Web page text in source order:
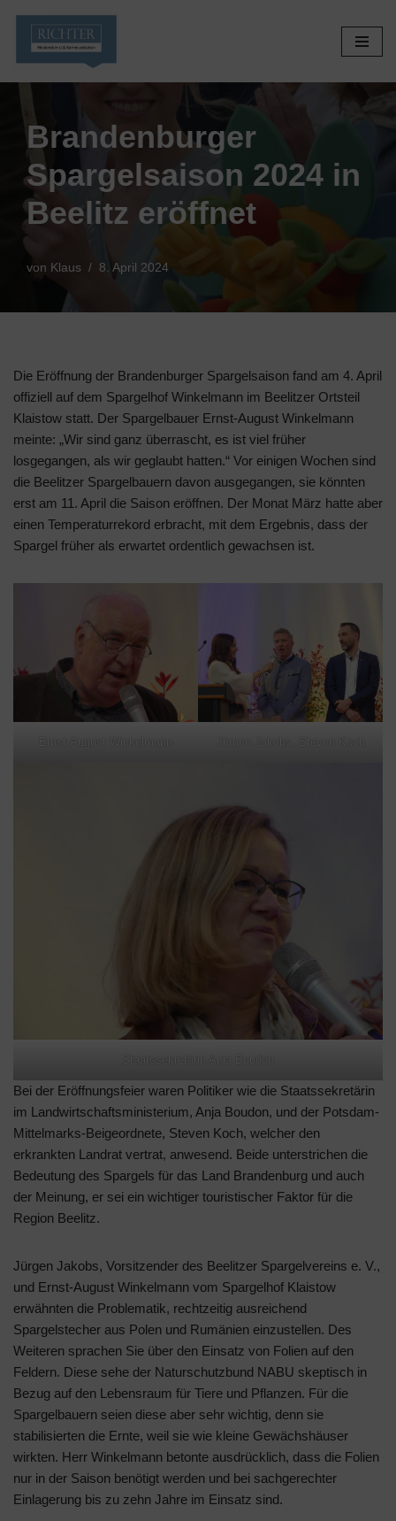
Zum
Brandenburger
Spargelsaison 2024 in
Beelitz eröffnet
von Klaus 8. April 2024
Die Eröffnung der Brandenburger Spargelsaison fand am 4. April
offiziell auf dem Spargelhof Winkelmann im Beelitzer Ortsteil
Klaistow statt. Der Spargelbauer Ernst-August Winkelmann
meinte: „Wir sind ganz überrascht, es ist viel früher
losgegangen, als wir geglaubt hatten.“ Vor einigen Wochen sind
die Beelitzer Spargelbauern davon ausgegangen, sie könnten
erst am 11. April die Saison eröffnen. Der Monat März hatte aber
einen Temperaturrekord erbracht, mit dem Ergebnis, dass der
Spargel früher als erwartet ordentlich gewachsen ist.
Ernst-August Winkelmann
Staatssekretärin Anja Boudon
Bei der Eröffnungsfeier waren Politiker wie die Staatssekretärin
im Landwirtschaftsministerium, Anja Boudon, und der Potsdam-
Mittelmarks-Beigeordnete, Steven Koch, welcher den
erkrankten Landrat vertrat, anwesend. Beide unterstrichen die
Bedeutung des Spargels für das Land Brandenburg und auch
der Meinung, er sei ein wichtiger touristischer Faktor für die
Region Beelitz.
Jürgen Jakobs, Vorsitzender des Beelitzer Spargelvereins e. V.,
und Ernst-August Winkelmann vom Spargelhof Klaistow
erwähnten die Problematik, rechtzeitig ausreichend
Spargelstecher aus Polen und Rumänien einzustellen. Des
Weiteren sprachen Sie über den Einsatz von Folien auf den
Feldern. Diese sehe der Naturschutzbund NABU skeptisch in
Bezug auf den Lebensraum für Tiere und Pflanzen. Für die
Spargelbauern seien diese aber sehr wichtig, denn sie
stabilisierten die Ernte, weil sie wie kleine Gewächshäuser
wirkten. Herr Winkelmann betonte ausdrücklich, dass die Folien
nur in der Saison benötigt werden und bei sachgerechter
Einlagerung bis zu zehn Jahre im Einsatz sind.